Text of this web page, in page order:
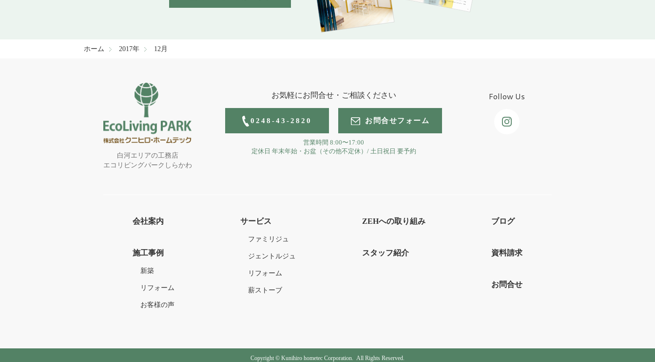
ホーム 2017年 12月
白河エリアの工務店
エコリビングパークしらかわ
お気軽にお問合せ・ご相談ください
0248-43-2820 お問合せフォーム
営業時間 8:00〜17:00
定休日 年末年始・お盆（その他不定休） / 土日祝日 要予約
Follow Us
会社案内
施工事例
新築
リフォーム
お客様の声
サービス
ファミリジュ
ジェントルジュ
リフォーム
薪ストーブ
ZEHへの取り組み
スタッフ紹介
ブログ
資料請求
お問合せ
Copyright © Kunihiro hometec Corporation. All Rights Reserved.